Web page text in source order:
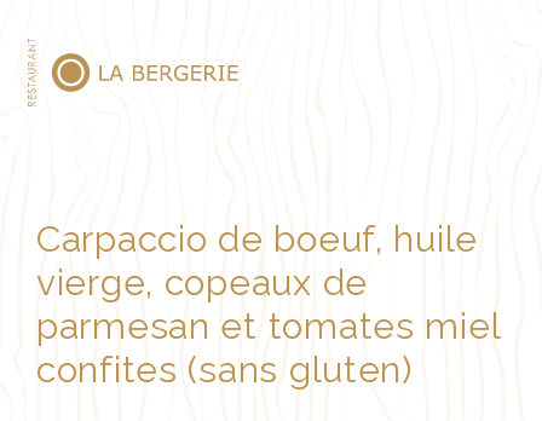
Carpaccio de boeuf, huile
vierge, copeaux de
parmesan et tomates miel
confites (sans gluten)